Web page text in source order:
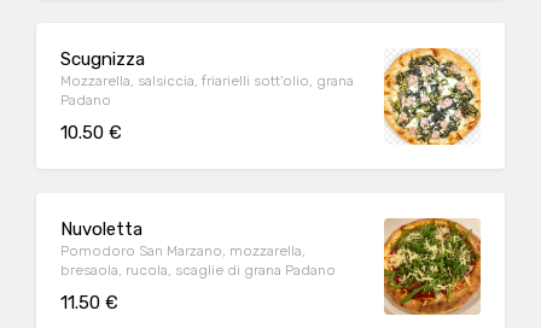
Scugnizza
Mozzarella, salsiccia, friarielli sott'olio, grana
Padano
10.50 €
Nuvoletta
Pomodoro San Marzano, mozzarella,
bresaola, rucola, scaglie di grana Padano
11.50 €